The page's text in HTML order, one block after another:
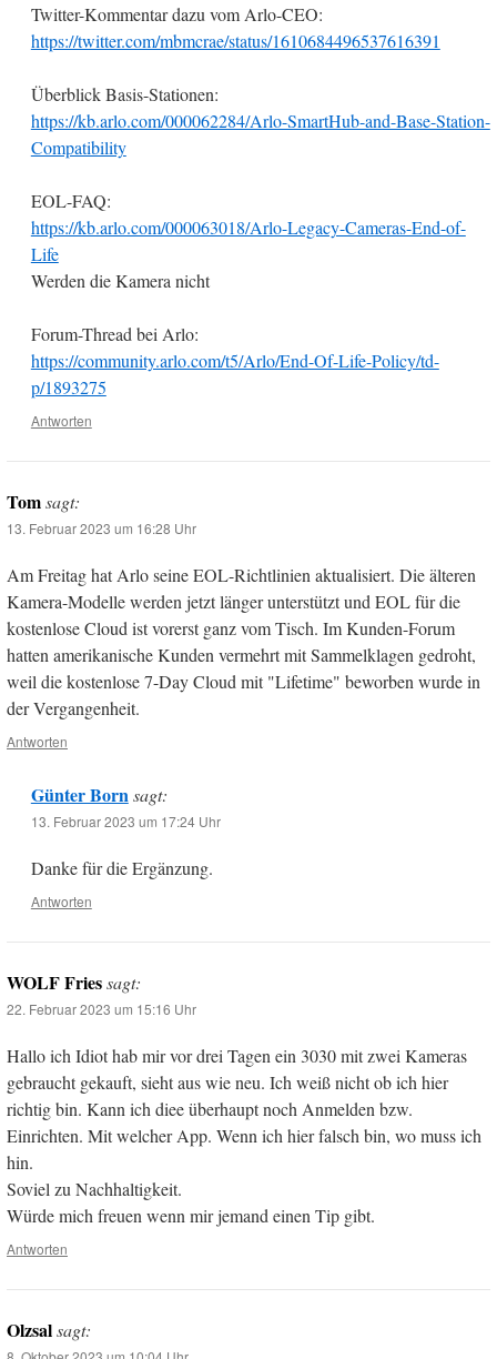
Twitter-Kommentar dazu vom Arlo-CEO:
https://twitter.com/mbmcrae/status/1610684496537616391
Überblick Basis-Stationen:
https://kb.arlo.com/000062284/Arlo-SmartHub-and-Base-Station-
Compatibility
EOL-FAQ:
https://kb.arlo.com/000063018/Arlo-Legacy-Cameras-End-of-
Life
Werden die Kamera nicht
Forum-Thread bei Arlo:
https://community.arlo.com/t5/Arlo/End-Of-Life-Policy/td-
p/1893275
Antworten
Tomsagt:
13. Februar 2023 um 16:28 Uhr
Am Freitag hat Arlo seine EOL-Richtlinien aktualisiert. Die älteren
Kamera-Modelle werden jetzt länger unterstützt und EOL für die
kostenlose Cloud ist vorerst ganz vom Tisch. Im Kunden-Forum
hatten amerikanische Kunden vermehrt mit Sammelklagen gedroht,
weil die kostenlose 7-Day Cloud mit "Lifetime" beworben wurde in
der Vergangenheit.
Antworten
Günter Born sagt:
13. Februar 2023 um 17:24 Uhr
Danke für die Ergänzung.
Antworten
WOLF Friessagt:
22. Februar 2023 um 15:16 Uhr
Hallo ich Idiot hab mir vor drei Tagen ein 3030 mit zwei Kameras
gebraucht gekauft, sieht aus wie neu. Ich weiß nicht ob ich hier
richtig bin. Kann ich diee überhaupt noch Anmelden bzw.
Einrichten. Mit welcher App. Wenn ich hier falsch bin, wo muss ich
hin.
Soviel zu Nachhaltigkeit.
Würde mich freuen wenn mir jemand einen Tip gibt.
Antworten
Olzsalsagt: